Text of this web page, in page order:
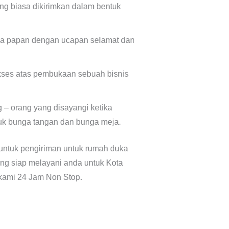
biasa dikirimkan dalam bentuk
papan dengan ucapan selamat dan
atas pembukaan sebuah bisnis
– orang yang disayangi ketika
bunga tangan dan bunga meja.
pengiriman untuk rumah duka
siap melayani anda untuk Kota
24 Jam Non Stop.